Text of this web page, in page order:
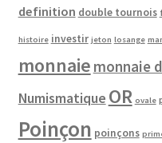
definition double tournois
histoire investir jeton losange
monnaie monnaie
Numismatique OR ovale
Poinçon poinçons